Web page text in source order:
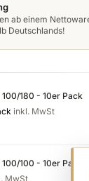
ab einem
Deutschlands!
180 - 10er Pack
inkl. MwSt
100 - 10er Pack
MwSt